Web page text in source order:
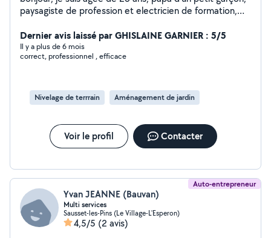
paysagiste de profession et electricien de formation,
mes services.
Dernier avis laissé par GHISLAINE GARNIER : 5/5
Il y a plus de 6 mois
correct, professionnel , efficace
Nivelage de terrrain Aménagement de jardin
Voir le profil Contacter
Auto-entrepreneur
Yvan JEANNE (Bauvan)
Multi services
Sausset-les-Pins (Le Village-L'Esperon)
4,5/5 (2 avis)